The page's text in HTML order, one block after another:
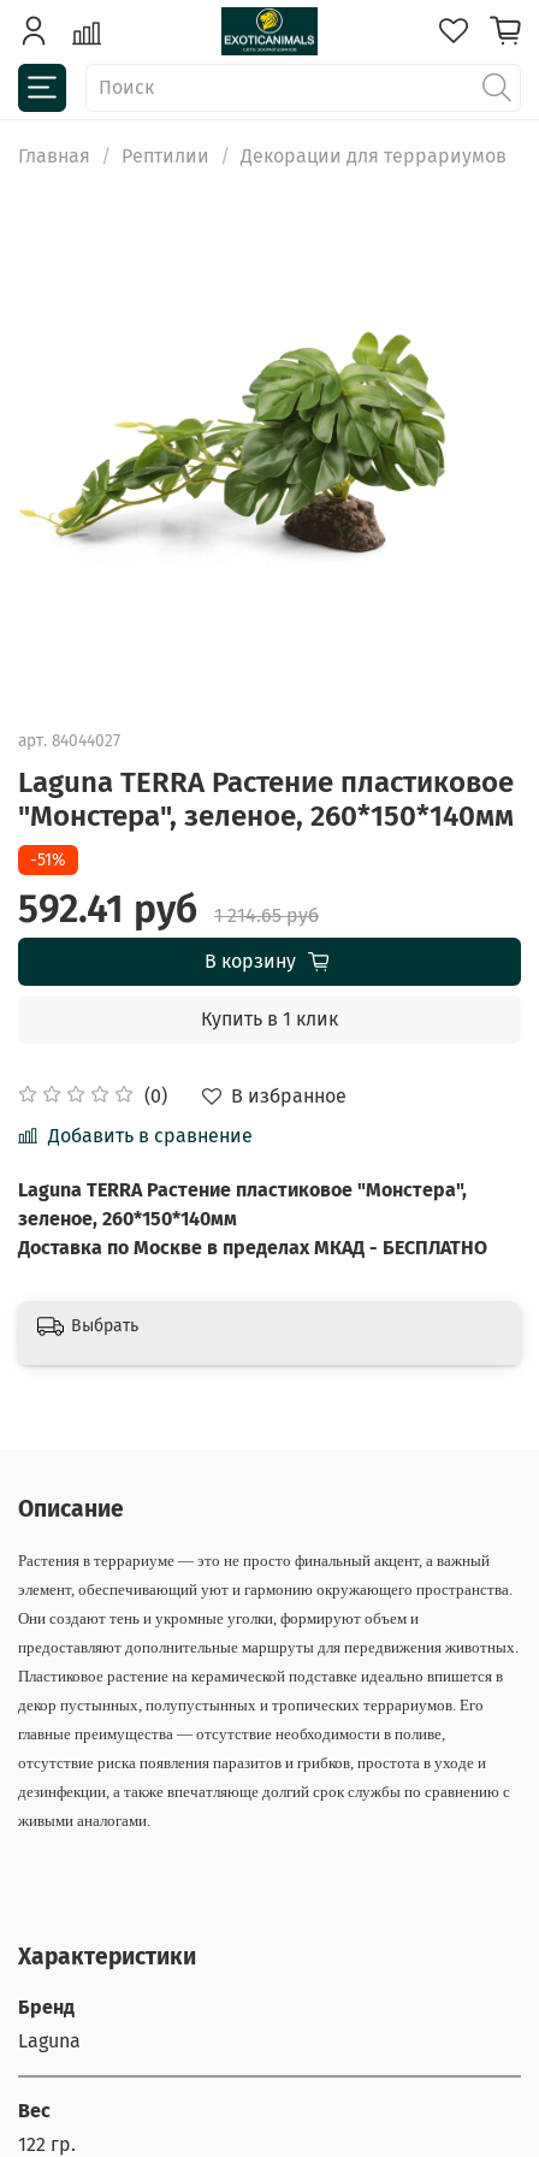
Главная Рептилии Декорации для террариумов
арт. 84044027
Laguna TERRA Растение пластиковое
"Монстера", зеленое, 260*150*140мм
(0)
В избранное
Добавить в сравнение
-51%
592.41 руб
1 214.65 руб
В корзину
Купить в 1 клик
Laguna TERRA Растение пластиковое "Монстера",
зеленое, 260*150*140мм
Доставка по Москве в пределах МКАД - БЕСПЛАТНО
Выбрать
Описание
Растения в террариуме — это не просто финальный акцент, а важный
элемент, обеспечивающий уют и гармонию окружающего пространства.
Они создают тень и укромные уголки, формируют объем и
предоставляют дополнительные маршруты для передвижения животных.
Пластиковое растение на керамической подставке идеально впишется в
декор пустынных, полупустынных и тропических террариумов. Его
главные преимущества — отсутствие необходимости в поливе,
отсутствие риска появления паразитов и грибков, простота в уходе и
дезинфекции, а также впечатляюще долгий срок службы по сравнению с
живыми аналогами.
Характеристики
Бренд
Laguna
Вес
122 гр.